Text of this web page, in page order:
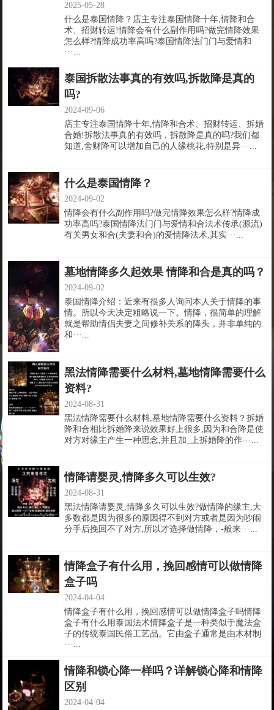
2025-05-28
什么是泰国情降？店主专注泰国情降十年,情降和合
术、招财转运!情降会有什么副作用吗?做完情降效果
怎么样?情降成功率高吗?泰国情降法门门与爱情和
···...
泰国拆散法事真的有效吗,拆散降是真的
吗?
2024-09-06
店主专注泰国情降十年,情降和合术、招财转运、拆婚
合婚!拆散法事真的有效吗，拆散降是真的吗?我们都
知道,舍财降可以增加自己的人缘桃花,特别是异···...
什么是泰国情降？
2024-09-02
情降会有什么副作用吗?做完情降效果怎么样?情降成
功率高吗?泰国情降法门门与爱情和合法术传承(源流)
有关男女和合(夫妻和合)的爱情降法术,其实···...
墓地情降多久起效果 情降和合是真的吗？
2024-09-02
泰国情降介绍：近来有很多人询问本人关于情降的事
情。所以今天决定粗略说一下。情降，很简单的理解
就是帮助情侣夫妻之间修补关系的降头，并非单纯的
和···...
黑法情降需要什么材料,墓地情降需要什么
资料?
2024-08-31
黑法情降需要什么材料,墓地情降需要什么资料？拆婚
降和合相比拆婚降来说效果好上很多,因为和合降是使
对方对缘主产生一种思念,并且加_上拆婚降的作···...
情降请婴灵,情降多久可以生效?
2024-08-31
黑法情降请婴灵,情降多久可以生效?做情降的缘主,大
多数都是因为很多的原因得不到对方或者是因为吵闹
分手后挽回不了对方,所以才选择做情降，-般来···...
情降盒子有什么用，挽回感情可以做情降
盒子吗
2024-04-04
情降盒子有什么用，挽回感情可以做情降盒子吗情降
盒子有什么用泰国法术情降盒子是一种类似于魔法盒
子的传统泰国民俗工艺品。它由盒子通常是由木材制
···...
情降和锁心降一样吗？详解锁心降和情降
区别
2024-04-04